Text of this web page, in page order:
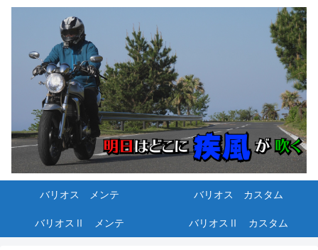
バリオス メンテ バリオス カスタム
バリオスⅡ メンテ バリオスⅡ カスタム